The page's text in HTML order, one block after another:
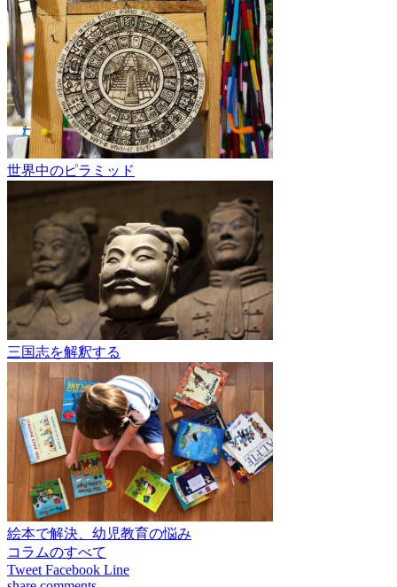
世界中のピラミッド
三国志を解釈する
絵本で解決、幼児教育の悩み
コラムのすべて
Tweet Facebook Line